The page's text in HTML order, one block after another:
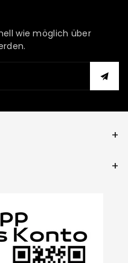
wie möglich über